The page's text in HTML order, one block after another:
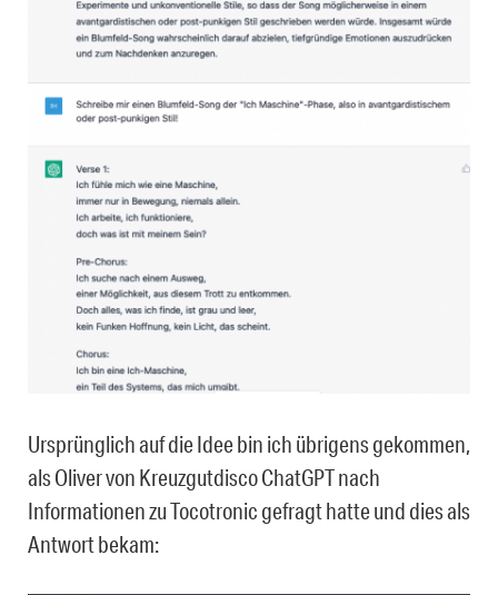
Ursprünglich auf die Idee bin ich übrigens gekommen,
als Oliver von Kreuzgutdisco ChatGPT nach
Informationen zu Tocotronic gefragt hatte und dies als
Antwort bekam: